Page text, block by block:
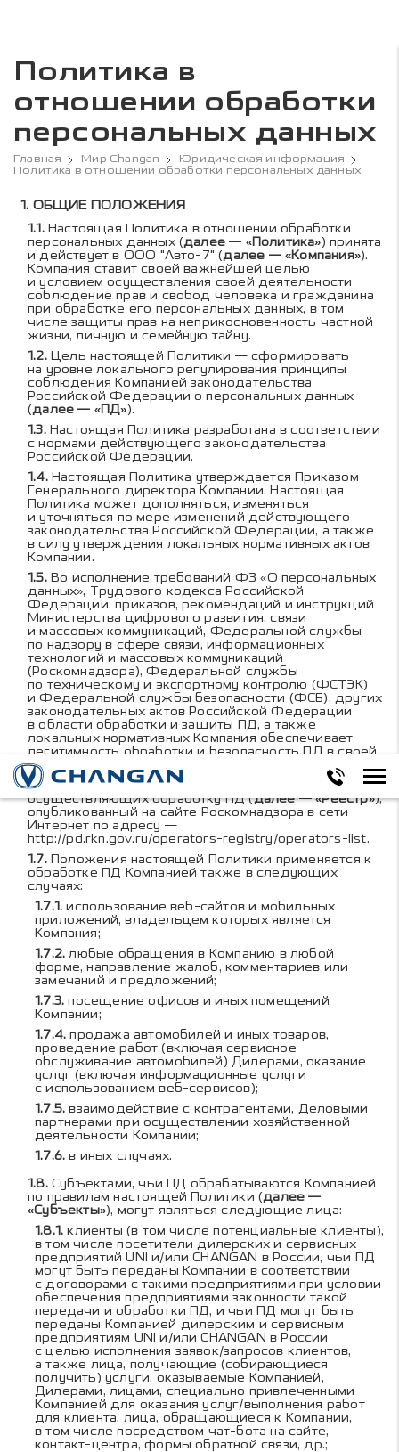
Политика в
отношении обработки
персональных данных
Главная Мир Changan
Юридическая информация
Политика в отношении обработки персональных данных
Содержание политики в
ОБЩИЕ ПОЛОЖЕНИЯ
Настоящая Политика в отношении обработки
персональных данных (далее — «Политика») принята
и действует в ООО "Авто-7" (далее — «Компания»).
Компания ставит своей важнейшей целью
и условием осуществления своей деятельности
соблюдение прав и свобод человека и гражданина
при обработке его персональных данных, в том
числе защиты прав на неприкосновенность частной
жизни, личную и семейную тайну.
Цель настоящей Политики — сформировать
на уровне локального регулирования принципы
соблюдения Компанией законодательства
Российской Федерации о персональных данных
(далее — «ПД»).
Настоящая Политика разработана в соответствии
с нормами действующего законодательства
Российской Федерации.
Настоящая Политика утверждается Приказом
Генерального директора Компании. Настоящая
Политика может дополняться, изменяться
и уточняться по мере изменений действующего
законодательства Российской Федерации, а также
в силу утверждения локальных нормативных актов
Компании.
Во исполнение требований ФЗ «О персональных
данных», Трудового кодекса Российской
Федерации, приказов, рекомендаций и инструкций
Министерства цифрового развития, связи
и массовых коммуникаций, Федеральной службы
по надзору в сфере связи, информационных
технологий и массовых коммуникаций
(Роскомнадзора), Федеральной службы
по техническому и экспортному контролю (ФСТЭК)
и Федеральной службы безопасности (ФСБ), других
законодательных актов Российской Федерации
в области обработки и защиты ПД, а также
локальных нормативных Компания обеспечивает
легитимность обработки и безопасность ПД в своей
деятельности.
Компания включена в Реестр операторов,
осуществляющих обработку ПД (далее — «Реестр»),
опубликованный на сайте Роскомнадзора в сети
Интернет по адресу —
http://pd.rkn.gov.ru/operators-registry/operators-list.
Положения настоящей Политики применяется к
обработке ПД Компанией также в следующих
случаях:
использование веб-сайтов и мобильных
приложений, владельцем которых является
Компания;
любые обращения в Компанию в любой
форме, направление жалоб, комментариев или
замечаний и предложений;
посещение офисов и иных помещений
Компании;
продажа автомобилей и иных товаров,
проведение работ (включая сервисное
обслуживание автомобилей) Дилерами, оказание
услуг (включая информационные услуги
с использованием веб-сервисов);
взаимодействие с контрагентами, Деловыми
партнерами при осуществлении хозяйственной
деятельности Компании;
в иных случаях.
Субъектами, чьи ПД обрабатываются Компанией
по правилам настоящей Политики (далее —
«Субъекты»), могут являться следующие лица:
клиенты (в том числе потенциальные клиенты),
в том числе посетители дилерских и сервисных
предприятий UNI и/или CHANGAN в России, чьи ПД
могут быть переданы Компании в соответствии
с договорами с такими предприятиями при условии
обеспечения предприятиями законности такой
передачи и обработки ПД, и чьи ПД могут быть
переданы Компанией дилерским и сервисным
предприятиям UNI и/или CHANGAN в России
с целью исполнения заявок/запросов клиентов,
а также лица, получающие (собирающиеся
получить) услуги, оказываемые Компанией,
Дилерами, лицами, специально привлеченными
Компанией для оказания услуг/выполнения работ
для клиента, лица, обращающиеся к Компании,
в том числе посредством чат-бота на сайте,
контакт-центра, формы обратной связи, др.;